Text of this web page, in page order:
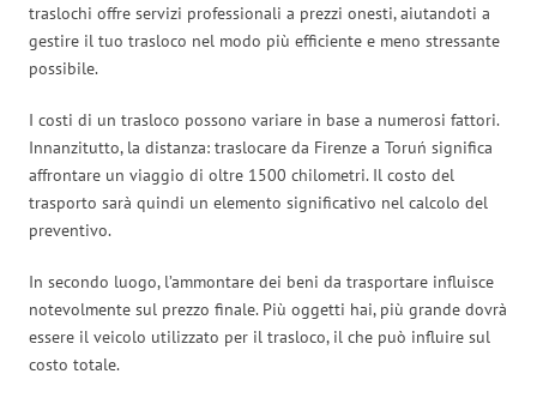
traslochi offre servizi professionali a prezzi onesti, aiutandoti a
gestire il tuo trasloco nel modo più efficiente e meno stressante
possibile.
I costi di un trasloco possono variare in base a numerosi fattori.
Innanzitutto, la distanza: traslocare da Firenze a Toruń significa
affrontare un viaggio di oltre 1500 chilometri. Il costo del
trasporto sarà quindi un elemento significativo nel calcolo del
preventivo.
In secondo luogo, l’ammontare dei beni da trasportare influisce
notevolmente sul prezzo finale. Più oggetti hai, più grande dovrà
essere il veicolo utilizzato per il trasloco, il che può influire sul
costo totale.